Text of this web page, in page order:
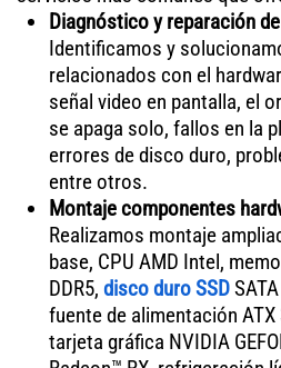
Diagnóstico y reparación
Identificamos y
relacionados con el
señal video en pantalla, el
se apaga solo, fallos en la
errores de disco duro,
entre otros.
Montaje componentes
Realizamos montaje
base, CPU AMD Intel,
DDR5, disco duro SSD
fuente de alimentación ATX
tarjeta gráfica NVIDIA